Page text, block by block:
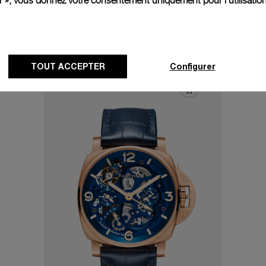
TOUT ACCEPTER Configurer